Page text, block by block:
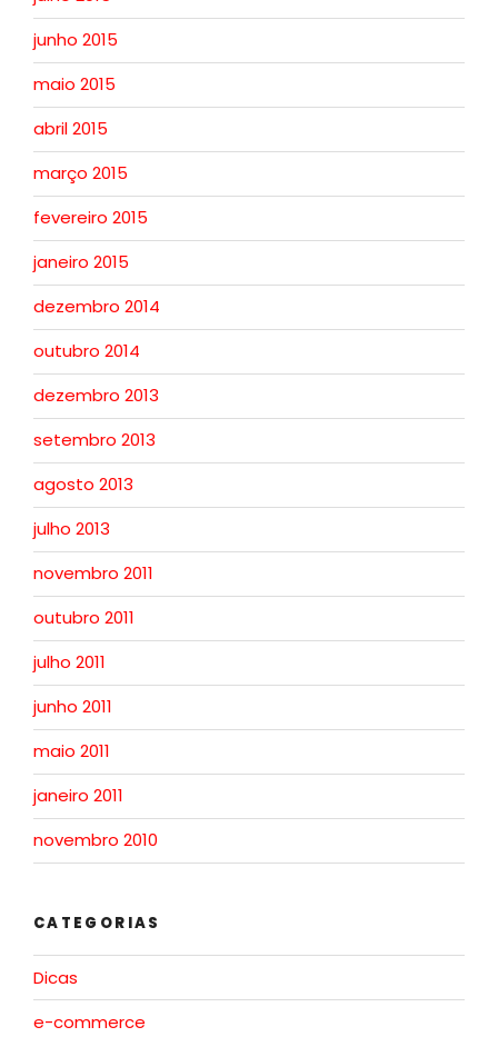
junho 2015
maio 2015
abril 2015
março 2015
fevereiro 2015
janeiro 2015
dezembro 2014
outubro 2014
dezembro 2013
setembro 2013
agosto 2013
julho 2013
novembro 2011
outubro 2011
julho 2011
junho 2011
maio 2011
janeiro 2011
novembro 2010
CATEGORIAS
Dicas
e-commerce